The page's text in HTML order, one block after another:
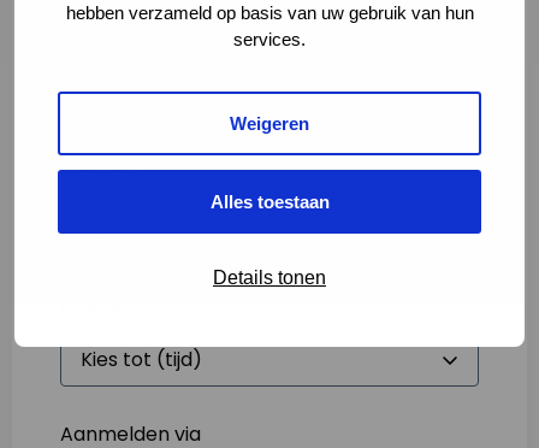
hebben verzameld op basis van uw gebruik van hun
services.
Weigeren
Alles toestaan
Details tonen
Starttijd*
Aanmelden via